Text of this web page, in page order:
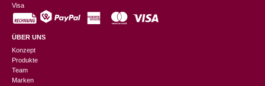
Visa
ÜBER UNS
Konzept
Produkte
Team
Marken